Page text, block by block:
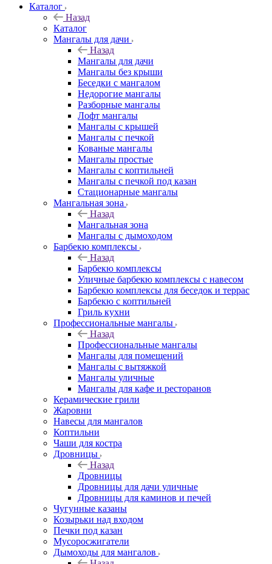
Каталог
Назад
Каталог
Мангалы для дачи
Назад
Мангалы для дачи
Мангалы без крыши
Беседки с мангалом
Недорогие мангалы
Разборные мангалы
Лофт мангалы
Мангалы с крышей
Мангалы с печкой
Кованые мангалы
Мангалы простые
Мангалы с коптильней
Мангалы с печкой под казан
Стационарные мангалы
Мангальная зона
Назад
Мангальная зона
Мангалы с дымоходом
Барбекю комплексы
Назад
Барбекю комплексы
Уличные барбекю комплексы с навесом
Барбекю комплексы для беседок и террас
Барбекю с коптильней
Гриль кухни
Профессиональные мангалы
Назад
Профессиональные мангалы
Мангалы для помещений
Мангалы с вытяжкой
Мангалы уличные
Мангалы для кафе и ресторанов
Керамические грили
Жаровни
Навесы для мангалов
Коптильни
Чаши для костра
Дровницы
Назад
Дровницы
Дровницы для дачи уличные
Дровницы для каминов и печей
Чугунные казаны
Козырьки над входом
Печки под казан
Мусоросжигатели
Дымоходы для мангалов